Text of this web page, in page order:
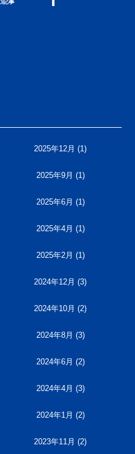
記事
2025年12月 (1)
2025年9月 (1)
2025年6月 (1)
2025年4月 (1)
2025年2月 (1)
2024年12月 (3)
2024年10月 (2)
2024年8月 (3)
2024年6月 (2)
2024年4月 (3)
2024年1月 (2)
2023年11月 (2)